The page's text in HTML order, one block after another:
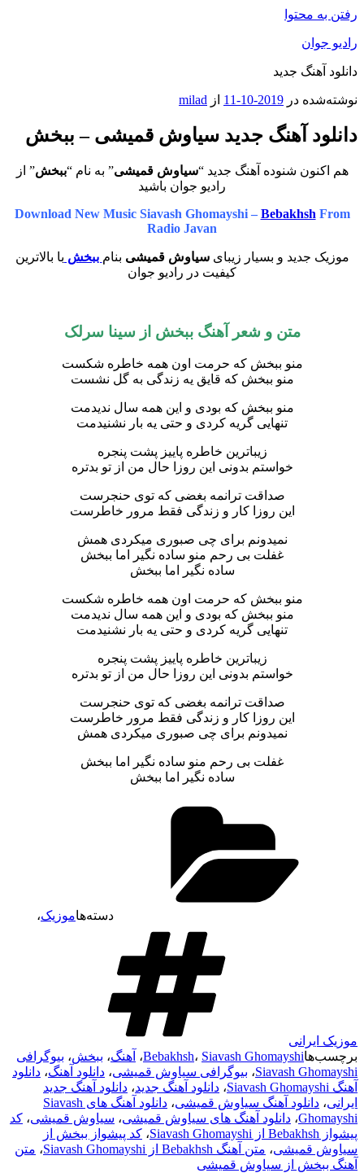
رفتن به محتوا
رادیو جوان
دانلود آهنگ جدید
نوشته‌شده در 2019-10-11 از milad
دانلود آهنگ جدید سیاوش قمیشی – ببخش
هم اکنون شنوده آهنگ جدید “سیاوش قمیشی” به نام “ببخش” از
رادیو جوان باشید
Download New Music Siavash Ghomayshi – Bebakhsh From
Radio Javan
موزیک جدید و بسیار زیبای سیاوش قمیشی بنام ببخش با بالاترین
کیفیت در رادیو جوان
متن و شعر آهنگ ببخش از سینا سرلک
منو ببخش که حرمت اون همه خاطره شکست
منو ببخش که قایق یه زندگی به گل نشست
منو ببخش که بودی و این همه سال ندیدمت
تنهایی گریه کردی و حتی یه بار نشنیدمت
زیباترین خاطره پاییز پشت پنجره
خواستم بدونی این روزا حال من از تو بدتره
صداقت ترانمه بغضی که توی حنجرست
این روزا کار و زندگی فقط مرور خاطرست
نمیدونم برای چی صبوری میکردی همش
غفلت بی رحم منو ساده نگیر اما ببخش
ساده نگیر اما ببخش
منو ببخش که حرمت اون همه خاطره شکست
منو ببخش که بودی و این همه سال ندیدمت
تنهایی گریه کردی و حتی یه بار نشنیدمت
زیباترین خاطره پاییز پشت پنجره
خواستم بدونی این روزا حال من از تو بدتره
صداقت ترانمه بغضی که توی حنجرست
این روزا کار و زندگی فقط مرور خاطرست
نمیدونم برای چی صبوری میکردی همش
غفلت بی رحم منو ساده نگیر اما ببخش
ساده نگیر اما ببخش
دسته‌هاموزیک،
موزیک ایرانی
برچسب‌ها
Bebakhsh، Siavash Ghomayshi ، آهنگ، ببخش، بیوگرافی
Siavash Ghomayshi، بیوگرافی سیاوش قمیشی، دانلود آهنگ، دانلود
آهنگ Siavash Ghomayshi
، دانلود آهنگ جدید، دانلود آهنگ جدید
ایرانی، دانلود آهنگ سیاوش قمیشی،
دانلود آهنگ های Siavash
Ghomayshi، دانلود آهنگ های سیاوش قمیشی، سیاوش قمیشی، کد
پیشواز Bebakhsh از Siavash Ghomayshi
، کد پیشواز ببخش از
سیاوش قمیشی، متن آهنگ Bebakhsh از Siavash Ghomayshi ، متن
آهنگ ببخش از سیاوش قمیشی